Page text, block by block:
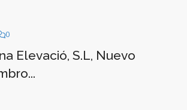
0
Elevació, S.L, Nuevo